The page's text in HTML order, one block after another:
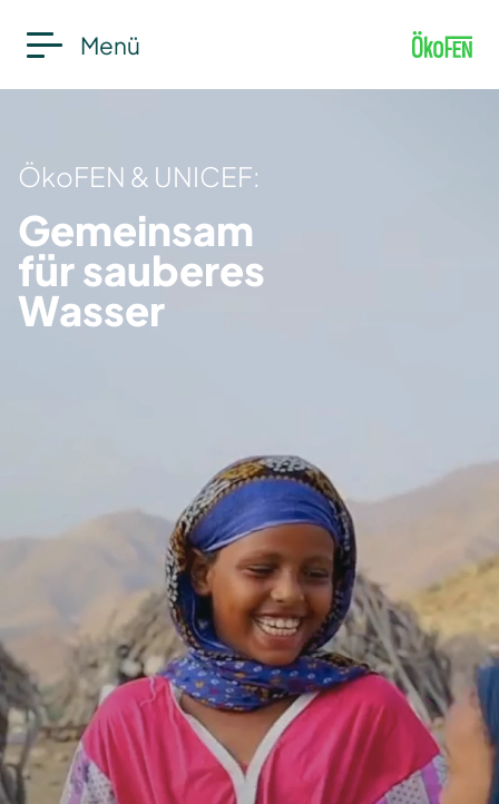
Menü
ÖkoFEN & UNICEF:
Gemeinsam
für sauberes
Wasser